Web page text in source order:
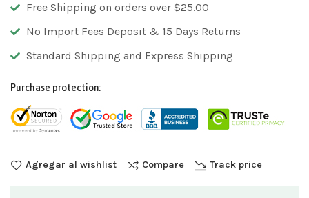
Free Shipping on orders over $25.00
No Import Fees Deposit & 15 Days Returns
Standard Shipping and Express Shipping
Purchase protection:
Agregar al wishlist Compare Track price